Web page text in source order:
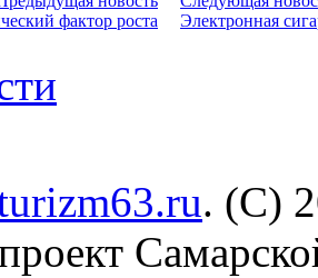
фактор роста
Электронная
. (C)